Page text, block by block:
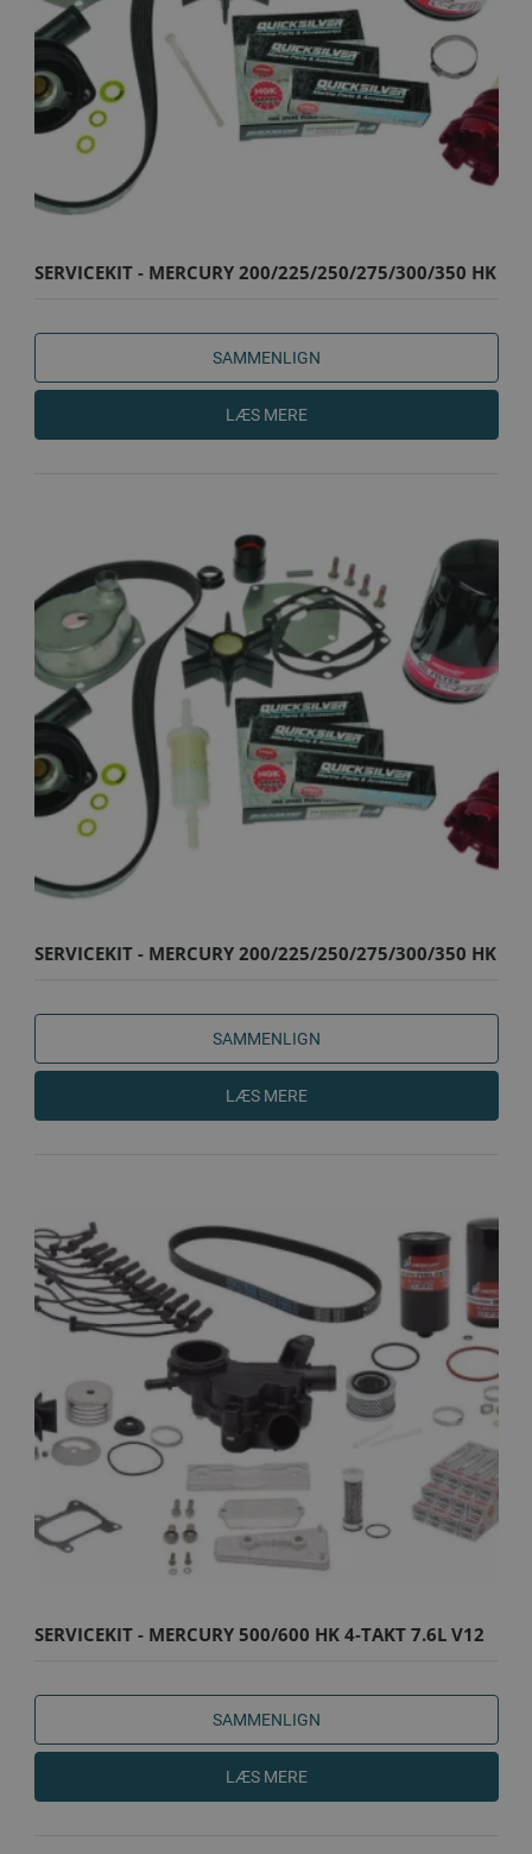
SERVICEKIT - MERCURY 200/225/250/275/300/350 HK
SAMMENLIGN
LÆS MERE
SERVICEKIT - MERCURY 200/225/250/275/300/350 HK
SAMMENLIGN
LÆS MERE
SERVICEKIT - MERCURY 500/600 HK 4-TAKT 7.6L V12
SAMMENLIGN
LÆS MERE